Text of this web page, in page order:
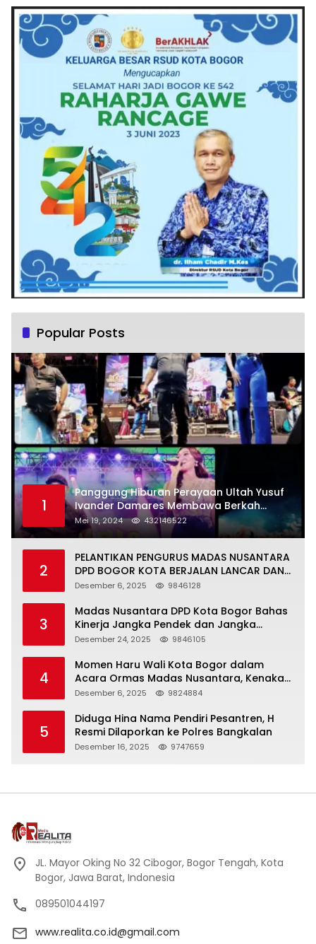
Popular Posts
1
Panggung Hiburan Perayaan Ultah Yusuf
Ivander Damares Membawa Berkah
Warga Kejapanan
Mei 19, 2024 432146522
2
PELANTIKAN PENGURUS MADAS NUSANTARA
DPD BOGOR KOTA BERJALAN LANCAR DAN
KHIDMAT
Desember 6, 2025 9846128
3
Madas Nusantara DPD Kota Bogor Bahas
Kinerja Jangka Pendek dan Jangka
Panjang
Desember 24, 2025 9846105
4
Momen Haru Wali Kota Bogor dalam
Acara Ormas Madas Nusantara, Kenakan
Peci Hitam Tinggi sebagai Simbol
Desember 6, 2025 9824884
5
Diduga Hina Nama Pendiri Pesantren, H
Resmi Dilaporkan ke Polres Bangkalan
Desember 16, 2025 9747659
JL. Mayor Oking No 32 Cibogor, Bogor Tengah, Kota
Bogor, Jawa Barat, Indonesia
089501044197
www.realita.co.id@gmail.com